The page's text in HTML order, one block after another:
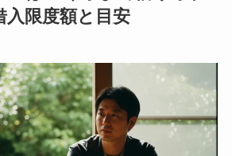
入限度額と目安